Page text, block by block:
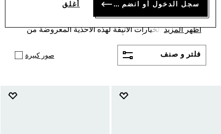
سجل الدخول أو انضم الآن أغلق
تشتهر الأحذية الرجالية للهواء الطلق من أديداس بالراحة
والجودة والحياة العصرية. يمكن أن تساعدك المجموعة
الواسعة من الخيارات الأنيقة لهذه الأحذية المعروضة من
أظهر المزيد
فلتر و صنف صور كبيرة